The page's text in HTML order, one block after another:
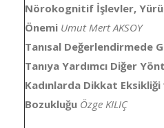
Nörokognitif İşlevler,
Önemi Umut Mert AKSOY
Tanısal Değerlendirmede
Tanıya Yardımcı Diğer
Kadınlarda Dikkat
Bozukluğu Özge KILIÇ